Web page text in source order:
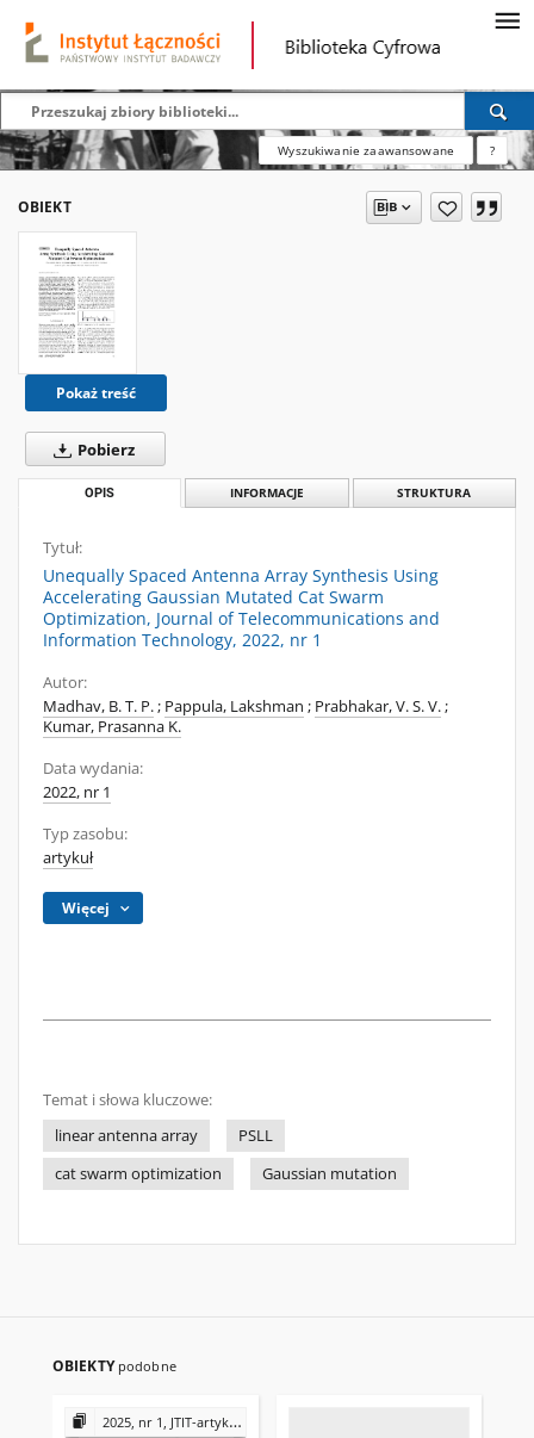
Wyszukiwanie zaawansowane ?
OBIEKT
Pokaż treść
Pobierz
OPIS INFORMACJE STRUKTURA
Tytuł:
Unequally Spaced Antenna Array Synthesis Using
Accelerating Gaussian Mutated Cat Swarm
Optimization, Journal of Telecommunications and
Information Technology, 2022, nr 1
Autor:
Madhav, B. T. P.; Pappula, Lakshman ; Prabhakar, V. S. V.;
Kumar, Prasanna K.
Data wydania:
2022, nr 1
Typ zasobu:
artykuł
Więcej
Temat i słowa kluczowe:
linear antenna array
PSLL
cat swarm optimization
Gaussian mutation
OBIEKTY podobne
2025, nr 1, JTIT-artykuły